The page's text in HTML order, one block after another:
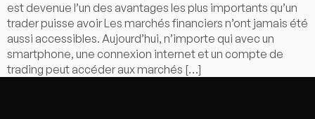
est devenue l’un des avantages les plus importants qu’un
trader puisse avoir Les marchés financiers n’ont jamais été
aussi accessibles. Aujourd’hui, n’importe qui avec un
smartphone, une connexion internet et un compte de
trading peut accéder aux marchés […]